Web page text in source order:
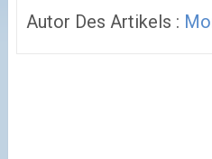
Autor Des Artikels :